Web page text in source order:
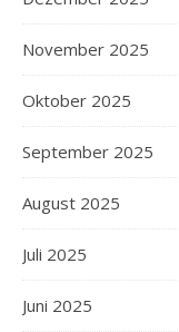
November 2025
Oktober 2025
September 2025
August 2025
Juli 2025
Juni 2025